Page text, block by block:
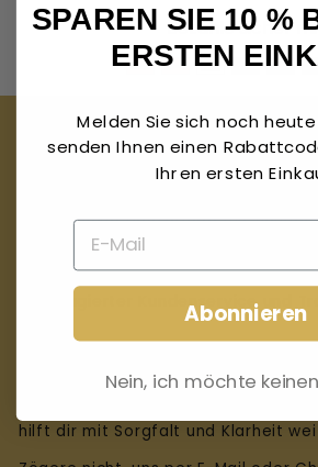
Bezahle sicher
Unser Versprechen
Wir bei Miracle Escargot Crème
Schönheit, wirksame Pflege und
✨ Natürliche Hautpflege mit
✨ Engagierter Kundenservice und
Hast du eine Frage?
hilft dir mit Sorgfalt und Klarheit
SPAREN SIE 10 %
ERSTEN
Melden Sie sich noch
senden Ihnen einen
Ihren ersten
Abonnieren
Nein, ich möchte